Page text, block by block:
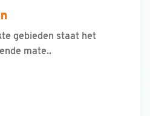
gebieden staat het
mate..